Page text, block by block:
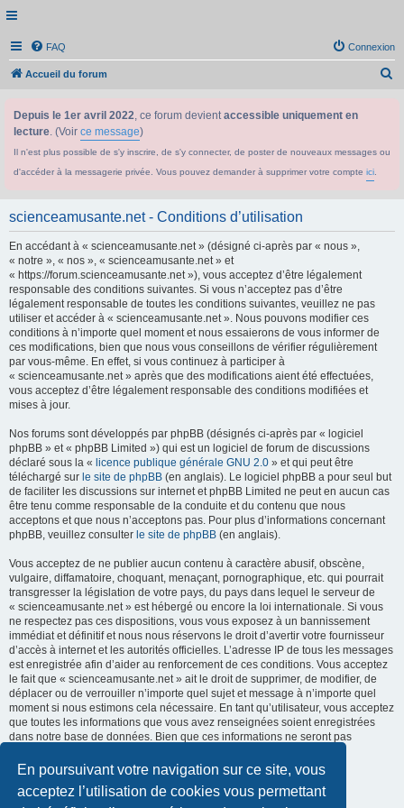
En poursuivant votre navigation sur ce site, vous
acceptez l’utilisation de cookies vous permettant
FAQ Connexion
Accueil du forum
Depuis le 1er avril 2022, ce forum devientaccessible uniquement en
lecture. (Voir ce message)
Il n'est plus possible de s'y inscrire, de s'y connecter, de poster de nouveaux messages ou
d'accéder à la messagerie privée. Vous pouvez demander à supprimer votre compte ici
scienceamusante.net - Conditions d’utilisation
En accédant à « scienceamusante.net » (désigné ci-après par « nous »,
« notre », « nos », « scienceamusante.net » et
« https://forum.scienceamusante.net »), vous acceptez d’être légalement
responsable des conditions suivantes. Si vous n’acceptez pas d’être
légalement responsable de toutes les conditions suivantes, veuillez ne pas
utiliser et accéder à « scienceamusante.net ». Nous pouvons modifier ces
conditions à n’importe quel moment et nous essaierons de vous informer de
ces modifications, bien que nous vous conseillons de vérifier régulièrement
par vous-même. En effet, si vous continuez à participer à
« scienceamusante.net » après que des modifications aient été effectuées,
vous acceptez d’être légalement responsable des conditions modifiées et
mises à jour.
Nos forums sont développés par phpBB (désignés ci-après par « logiciel
phpBB » et « phpBB Limited ») qui est un logiciel de forum de discussions
déclaré sous la « licence publique générale GNU 2.0 » et qui peut être
téléchargé sur le site de phpBB (en anglais). Le logiciel phpBB a pour seul but
de faciliter les discussions sur internet et phpBB Limited ne peut en aucun cas
être tenu comme responsable de la conduite et du contenu que nous
acceptons et que nous n’acceptons pas. Pour plus d’informations concernant
phpBB, veuillez consulter le site de phpBB (en anglais).
Vous acceptez de ne publier aucun contenu à caractère abusif, obscène,
vulgaire, diffamatoire, choquant, menaçant, pornographique, etc. qui pourrait
transgresser la législation de votre pays, du pays dans lequel le serveur de
« scienceamusante.net » est hébergé ou encore la loi internationale. Si vous
ne respectez pas ces dispositions, vous vous exposez à un bannissement
immédiat et définitif et nous nous réservons le droit d’avertir votre fournisseur
d’accès à internet et les autorités officielles. L’adresse IP de tous les messages
est enregistrée afin d’aider au renforcement de ces conditions. Vous acceptez
le fait que « scienceamusante.net » ait le droit de supprimer, de modifier, de
déplacer ou de verrouiller n’importe quel sujet et message à n’importe quel
moment si nous estimons cela nécessaire. En tant qu’utilisateur, vous acceptez
que toutes les informations que vous avez renseignées soient enregistrées
dans notre base de données. Bien que ces informations ne seront pas
« scienceamusante.net », ni phpBB, ne pourront être tenus comme
responsables en cas de tentative de piratage informatique visant à
compromettre vos données.